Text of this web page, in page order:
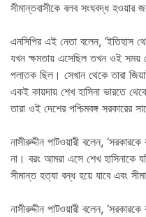
সীমান্তবাসীকে বলব সংঘবদ্ধ হওয়ার
এনসিপির এই নেতা বলেন, ‘ইতিহাস
যখন ক্ষমতায় এসেছিল তখন ওই সময়
পলাতক ছিল। সেখান থেকে তারা
একই কায়দায় শেখ হাসিনা ভারতে থেকে
তারা ওই দেশের পশ্চিমবঙ্গ সরকারের
নাসীরুদ্দীন পাটওয়ারী বলেন,
না। বরং আমরা এসে শেখ হাসিনাকে
সীমান্ত হত্যা বন্ধ হয়ে যাবে এবং
নাসীরুদ্দীন পাটওয়ারী বলেন,